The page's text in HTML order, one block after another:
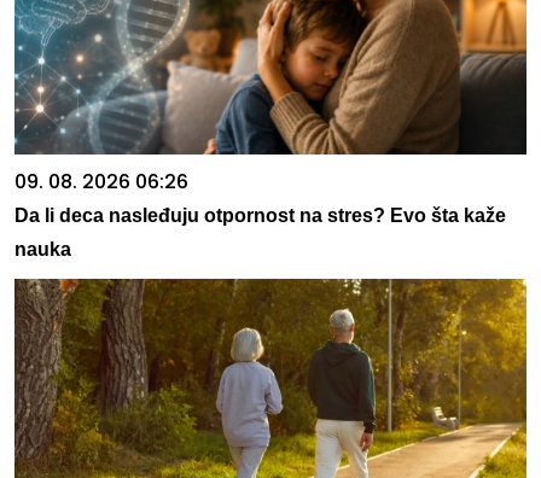
09. 08. 2026 06:26
Da li deca nasleđuju otpornost na stres? Evo šta kaže
nauka